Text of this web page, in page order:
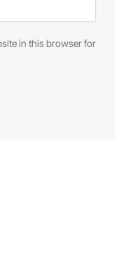
in this browser for